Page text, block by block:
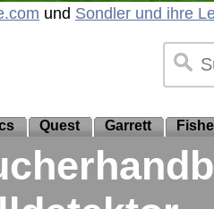
und Sondler und ihre
Quest Garrett